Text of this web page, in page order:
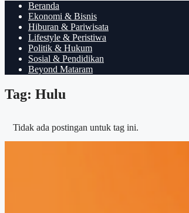
Beranda
Ekonomi & Bisnis
Hiburan & Pariwisata
Lifestyle & Peristiwa
Politik & Hukum
Sosial & Pendidikan
Beyond Mataram
Tag: Hulu
Tidak ada postingan untuk tag ini.